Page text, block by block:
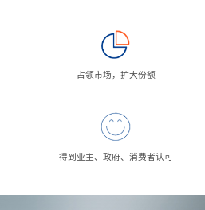
占领市场，扩大份额
得到业主、政府、消费者认可